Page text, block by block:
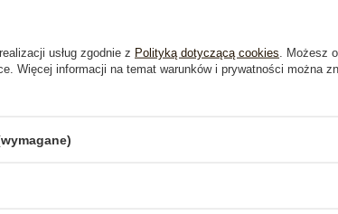
Opinie o produkcie(0)
usług zgodnie z Polityką dotyczącą cookies . Możesz
Więcej informacji na temat warunków i prywatności można